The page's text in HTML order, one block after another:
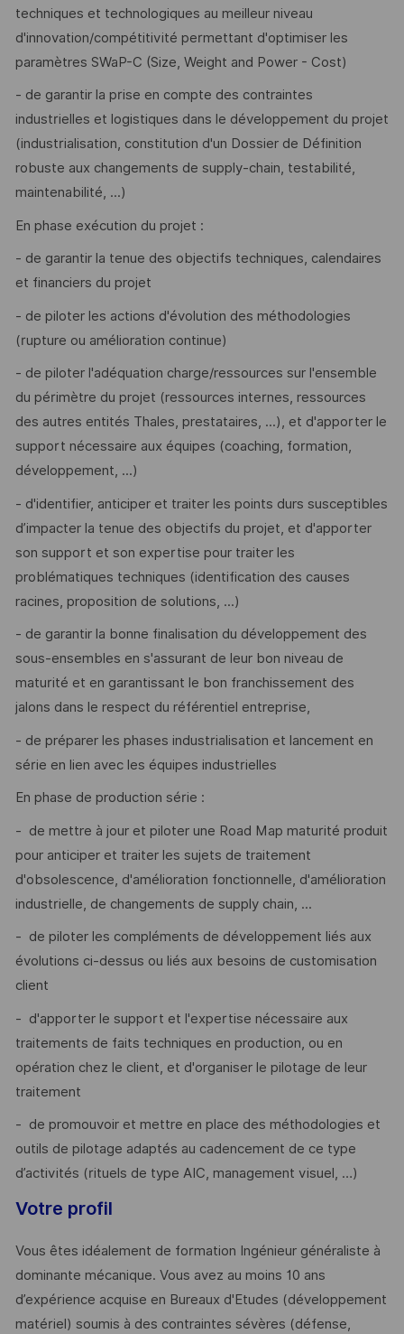
techniques et technologiques au meilleur niveau
d'innovation/compétitivité permettant d'optimiser les
paramètres SWaP-C (Size, Weight and Power - Cost)
- de garantir la prise en compte des contraintes
industrielles et logistiques dans le développement du projet
(industrialisation, constitution d'un Dossier de Définition
robuste aux changements de supply-chain, testabilité,
maintenabilité, ...)
En phase exécution du projet :
- de garantir la tenue des objectifs techniques, calendaires
et financiers du projet
- de piloter les actions d'évolution des méthodologies
(rupture ou amélioration continue)
- de piloter l'adéquation charge/ressources sur l'ensemble
du périmètre du projet (ressources internes, ressources
des autres entités Thales, prestataires, ...), et d'apporter le
support nécessaire aux équipes (coaching, formation,
développement, ...)
- d'identifier, anticiper et traiter les points durs susceptibles
d’impacter la tenue des objectifs du projet, et d'apporter
son support et son expertise pour traiter les
problématiques techniques (identification des causes
racines, proposition de solutions, ...)
- de garantir la bonne finalisation du développement des
sous-ensembles en s'assurant de leur bon niveau de
maturité et en garantissant le bon franchissement des
jalons dans le respect du référentiel entreprise,
- de préparer les phases industrialisation et lancement en
série en lien avec les équipes industrielles
En phase de production série :
- de mettre à jour et piloter une Road Map maturité produit
pour anticiper et traiter les sujets de traitement
d'obsolescence, d'amélioration fonctionnelle, d'amélioration
industrielle, de changements de supply chain, ...
- de piloter les compléments de développement liés aux
évolutions ci-dessus ou liés aux besoins de customisation
client
- d'apporter le support et l'expertise nécessaire aux
traitements de faits techniques en production, ou en
opération chez le client, et d'organiser le pilotage de leur
traitement
- de promouvoir et mettre en place des méthodologies et
outils de pilotage adaptés au cadencement de ce type
d’activités (rituels de type AIC, management visuel, …)
Votre profil
Vous êtes idéalement de formation Ingénieur généraliste à
dominante mécanique. Vous avez au moins 10 ans
d’expérience acquise en Bureaux d'Etudes (développement
matériel) soumis à des contraintes sévères (défense,